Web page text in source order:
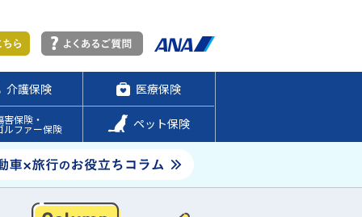
介護保険 医療保険
害保険・
ルファー保険 ペット保険